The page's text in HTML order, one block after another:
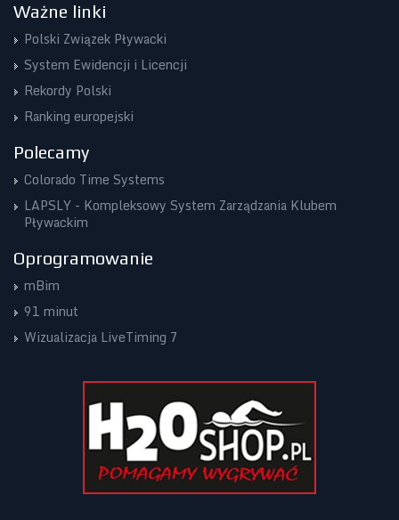
Ważne linki
Polski Związek Pływacki
System Ewidencji i Licencji
Rekordy Polski
Ranking europejski
Polecamy
Colorado Time Systems
LAPSLY - Kompleksowy System Zarządzania Klubem
Pływackim
Oprogramowanie
mBim
91 minut
Wizualizacja LiveTiming 7